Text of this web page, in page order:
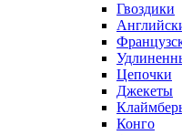
Гвоздики
Цепочки
Джекеты
Конго